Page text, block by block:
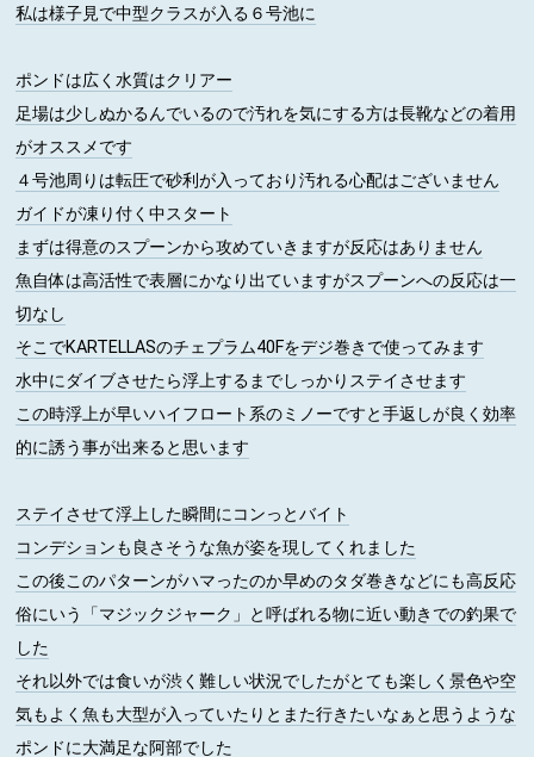
私は様子見で中型クラスが入る６号池に
ポンドは広く水質はクリアー
足場は少しぬかるんでいるので汚れを気にする方は長靴などの着用
がオススメです
４号池周りは転圧で砂利が入っており汚れる心配はございません
ガイドが凍り付く中スタート
まずは得意のスプーンから攻めていきますが反応はありません
魚自体は高活性で表層にかなり出ていますがスプーンへの反応は一
切なし
そこでKARTELLASのチェプラム40Fをデジ巻きで使ってみます
水中にダイブさせたら浮上するまでしっかりステイさせます
この時浮上が早いハイフロート系のミノーですと手返しが良く効率
的に誘う事が出来ると思います
ステイさせて浮上した瞬間にコンっとバイト
コンデションも良さそうな魚が姿を現してくれました
この後このパターンがハマったのか早めのタダ巻きなどにも高反応
俗にいう「マジックジャーク」と呼ばれる物に近い動きでの釣果で
した
それ以外では食いが渋く難しい状況でしたがとても楽しく景色や空
気もよく魚も大型が入っていたりとまた行きたいなぁと思うような
ポンドに大満足な阿部でした